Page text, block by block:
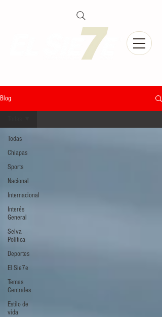
Blog
Todas
Chiapas
Sports
Nacional
Internacional
Interés
General
Selva
Política
Deportes
El Sie7e
Temas
Centrales
Estilo de
vida